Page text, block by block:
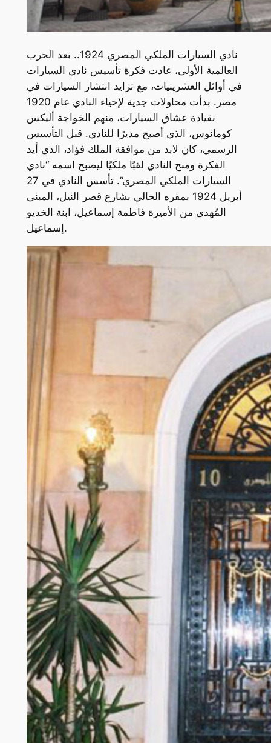
نادي السيارات الملكي المصري 1924.. بعد الحرب
العالمية الأولى، عادت فكرة تأسيس نادي السيارات
في أوائل العشرينيات، مع تزايد انتشار السيارات في
مصر. بدأت محاولات جدية لإحياء النادي عام 1920
بقيادة عشاق السيارات، منهم الخواجة أليكس
كومانوس، الذي أصبح مديرًا للنادي. قبل التأسيس
الرسمي، كان لابد من موافقة الملك فؤاد، الذي أيد
الفكرة ومنح النادي لقبًا ملكيًا ليصبح اسمه “نادي
السيارات الملكي المصري”. تأسس النادي في 27
أبريل 1924 بمقره الحالي بشارع قصر النيل، المبنى
المُهدى من الأميرة فاطمة إسماعيل، ابنة الخديو
إسماعيل.